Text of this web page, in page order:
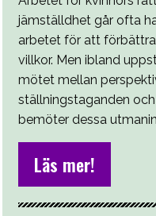
jämställdhet går ofta
arbetet för att
villkor. Men ibland
mötet mellan
ställningstaganden
bemöter dessa
Läs mer!